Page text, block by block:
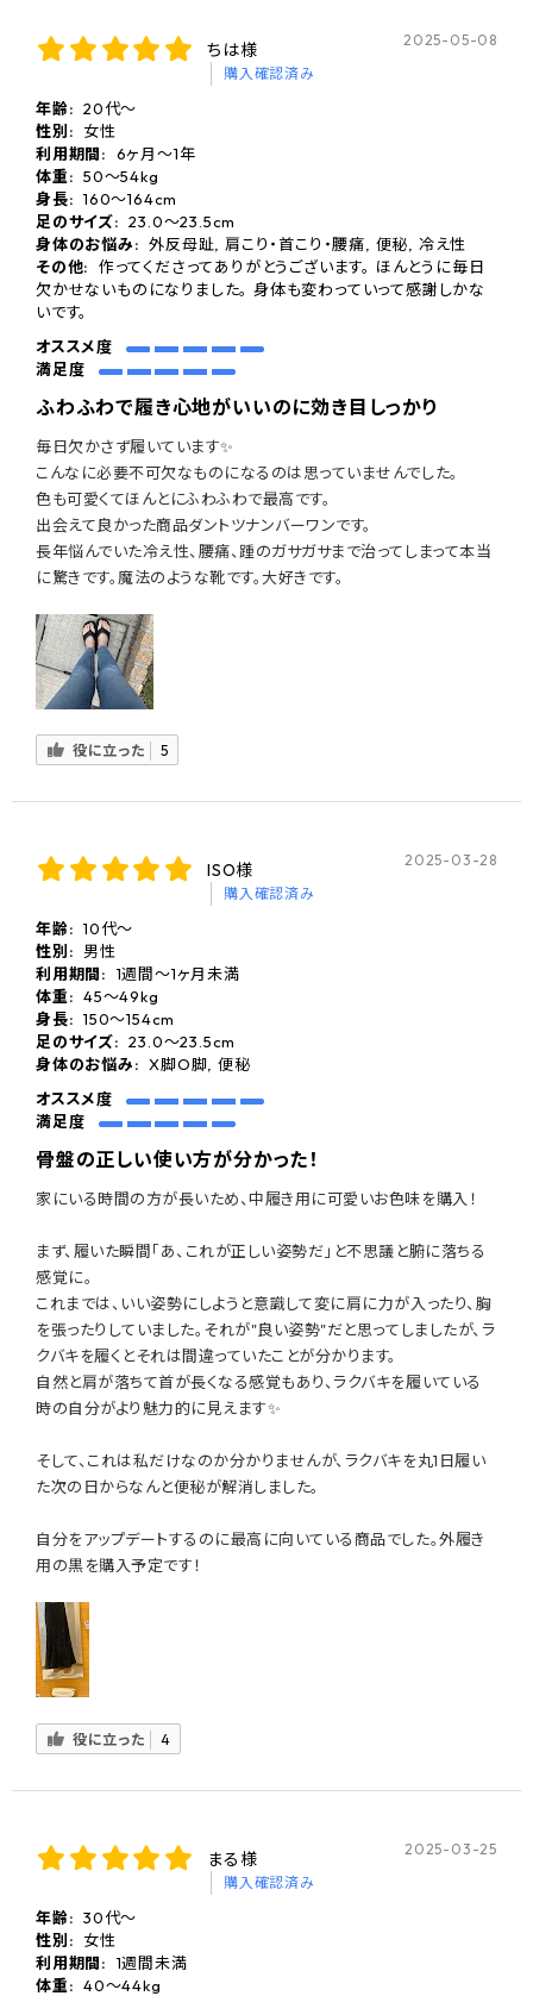
ちは様
購入確認済み
2025-05-08
年齢: 20代～
性別:
女性
利用期間:
6ヶ月〜1年
体重: 50～54kg
身長: 160〜164cm
足のサイズ: 23.0〜23.5cm
身体のお悩み: 外反母趾, 肩こり・首こり・腰痛, 便秘, 冷え性
その他:
作ってくださってありがとうございます。 ほんとうに毎日
欠かせないものになりました。 身体も変わっていって感謝しかな
いです。
オススメ度
満足度
ふわふわで履き心地がいいのに効き目しっかり
毎日欠かさず履いています✨
こんなに必要不可欠なものになるのは思っていませんでした。
色も可愛くてほんとにふわふわで最高です。
出会えて良かった商品ダントツナンバーワンです。
長年悩んでいた冷え性、腰痛、踵のガサガサまで治ってしまって本当
に驚きです。魔法のような靴です。大好きです。
役に立った 5
ISO様
購入確認済み
2025-03-28
年齢: 10代〜
性別:
男性
利用期間:
1週間～1ヶ月未満
体重: 45〜49kg
身長: 150〜154cm
足のサイズ: 23.0〜23.5cm
身体のお悩み: X脚O脚, 便秘
オススメ度
満足度
骨盤の正しい使い方が分かった！
家にいる時間の方が長いため、中履き用に可愛いお色味を購入！
まず、履いた瞬間｢あ、これが正しい姿勢だ｣と不思議と腑に落ちる
感覚に。
これまでは、いい姿勢にしようと意識して変に肩に力が入ったり、胸
を張ったりしていました。それが"良い姿勢"だと思ってしましたが、ラ
クバキを履くとそれは間違っていたことが分かります。
自然と肩が落ちて首が長くなる感覚もあり、ラクバキを履いている
時の自分がより魅力的に見えます✨
そして、これは私だけなのか分かりませんが、ラクバキを丸1日履い
た次の日からなんと便秘が解消しました。
自分をアップデートするのに最高に向いている商品でした。外履き
用の黒を購入予定です！
役に立った 4
まる様
購入確認済み
2025-03-25
年齢: 30代～
性別:
女性
利用期間:
1週間未満
体重: 40～44kg